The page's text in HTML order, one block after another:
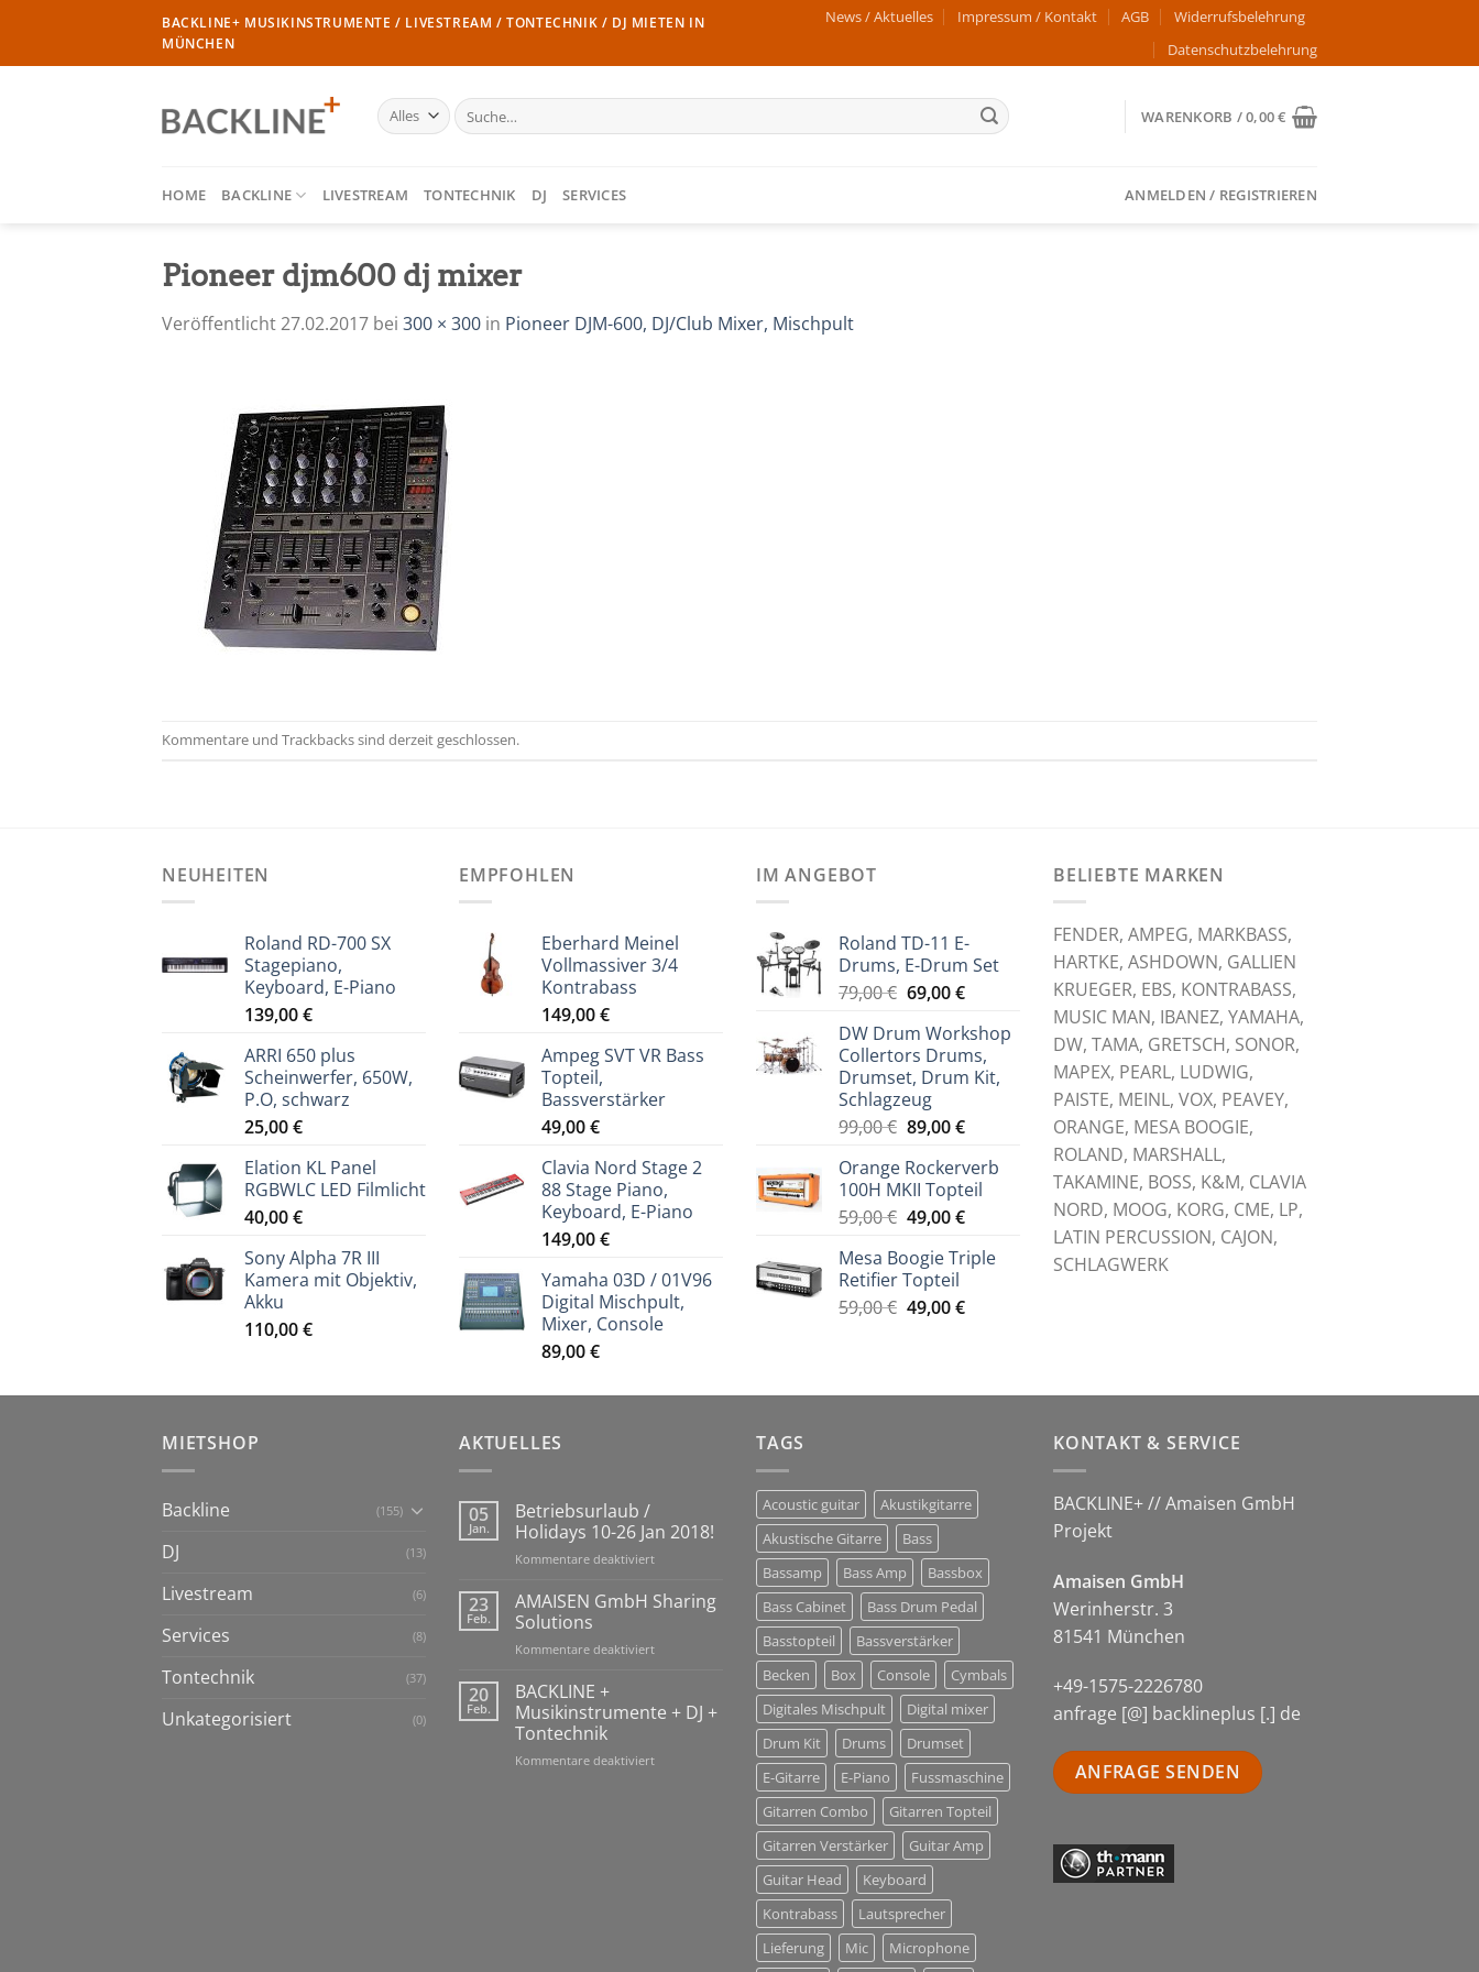
springen
BACKLINE+ MUSIKINSTRUMENTE / LIVESTREAM / TONTECHNIK / DJ MIETEN IN
MÜNCHEN
News / Aktuelles Impressum / Kontakt AGB
Widerrufsbelehrung
Datenschutzbelehrung
Suche
nach:
WARENKORB /0,00€
HOME BACKLINE LIVESTREAM TONTECHNIK DJ SERVICES ANMELDEN / REGISTRIEREN
Pioneer djm600 dj mixer
Veröffentlicht27.02.2017 bei 300 × 300 in Pioneer DJM-600, DJ/Club Mixer, Mischpult
Kommentare und Trackbacks sind derzeit geschlossen.
NEUHEITEN
Roland RD-700 SX
Stagepiano,
Keyboard, E-Piano
139,00€
ARRI 650 plus
Scheinwerfer, 650W,
P.O, schwarz
25,00€
Elation KL Panel
RGBWLC LED Filmlicht
40,00€
Sony Alpha 7R III
Kamera mit Objektiv,
Akku
110,00€
EMPFOHLEN
Eberhard Meinel
Vollmassiver 3/4
Kontrabass
149,00€
Ampeg SVT VR Bass
Topteil,
Bassverstärker
49,00€
Clavia Nord Stage 2
88 Stage Piano,
Keyboard, E-Piano
149,00€
Yamaha 03D / 01V96
Digital Mischpult,
Mixer, Console
89,00€
IM ANGEBOT
Roland TD-11 E-
Drums, E-Drum Set
79,00€ Ursprünglicher
war:
79,00 €
69,00€Aktueller
ist:
69,00 €.
DW Drum Workshop
Collertors Drums,
Drumset, Drum Kit,
Schlagzeug
99,00€ Ursprünglicher
war:
99,00 €
89,00€Aktueller
ist:
89,00 €.
Orange Rockerverb
100H MKII Topteil
59,00€ Ursprünglicher
war:
59,00 €
49,00€Aktueller
ist:
Mesa Boogie Triple
Retifier Topteil
59,00€ Ursprünglicher
49,00€Aktueller
BELIEBTE MARKEN
FENDER, AMPEG, MARKBASS,
HARTKE, ASHDOWN, GALLIEN
KRUEGER, EBS, KONTRABASS,
MUSIC MAN, IBANEZ, YAMAHA,
DW, TAMA, GRETSCH, SONOR,
MAPEX, PEARL, LUDWIG,
PAISTE, MEINL, VOX, PEAVEY,
ORANGE, MESA BOOGIE,
ROLAND, MARSHALL,
TAKAMINE, BOSS, K&M, CLAVIA
NORD, MOOG, KORG, CME, LP,
LATIN PERCUSSION, CAJON,
SCHLAGWERK
MIETSHOP
Backline (155)
DJ (13)
Livestream (6)
Services (8)
Tontechnik (37)
Unkategorisiert (0)
AKTUELLES
05
Jan.
Betriebsurlaub /
Holidays 10-26 Jan 2018!
Kommentare deaktiviertfür
/
26
23
Feb.
AMAISEN GmbH Sharing
Solutions
Kommentare deaktiviertfür
Sharing
Solutions
20
Feb.
BACKLINE +
Musikinstrumente + DJ +
Tontechnik
Kommentare deaktiviertfür
TAGS
Acoustic guitar
Akustikgitarre
Akustische Gitarre
Bass
Bassamp
Bass Amp
Bassbox
Bass Cabinet
Bass Drum Pedal
Basstopteil
Bassverstärker
Becken
Box Console
Cymbals
Digitales Mischpult
Digital mixer
Drum Kit
Drums
Drumset
E-Gitarre
E-Piano
Fussmaschine
Gitarren Combo
Gitarren Topteil
Gitarren Verstärker
Guitar Amp
Guitar Head
Keyboard
Kontrabass
Lautsprecher
Lieferung
Mic
Microphone
KONTAKT & SERVICE
BACKLINE+ // Amaisen GmbH
Projekt
Amaisen GmbH
Werinherstr. 3
81541 München
+49-1575-2226780
anfrage [@] backlineplus [.] de
ANFRAGE SENDEN